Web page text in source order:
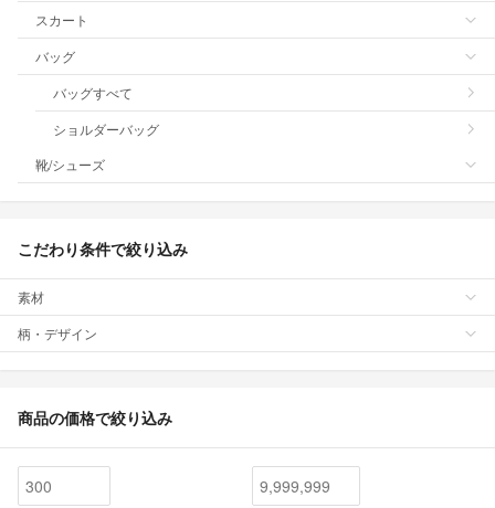
スカート
バッグ
バッグすべて
ショルダーバッグ
靴/シューズ
こだわり条件で絞り込み
素材
柄・デザイン
商品の価格で絞り込み